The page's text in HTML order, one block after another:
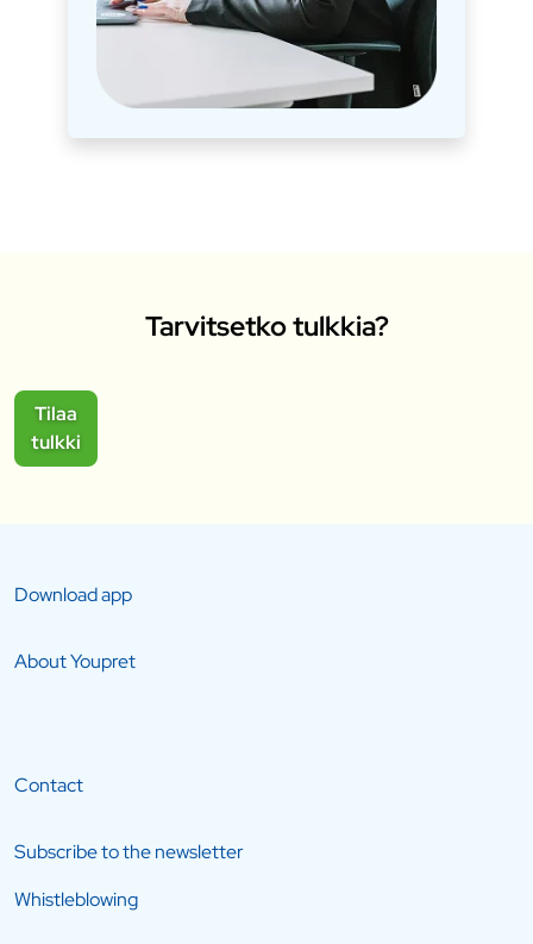
Tarvitsetko tulkkia?
Tilaa
tulkki
Download app
About Youpret
Contact
Subscribe to the newsletter
Whistleblowing